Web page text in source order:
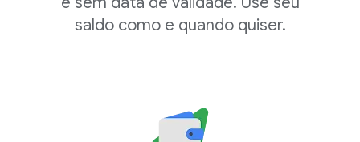
saldo como e quando quiser.